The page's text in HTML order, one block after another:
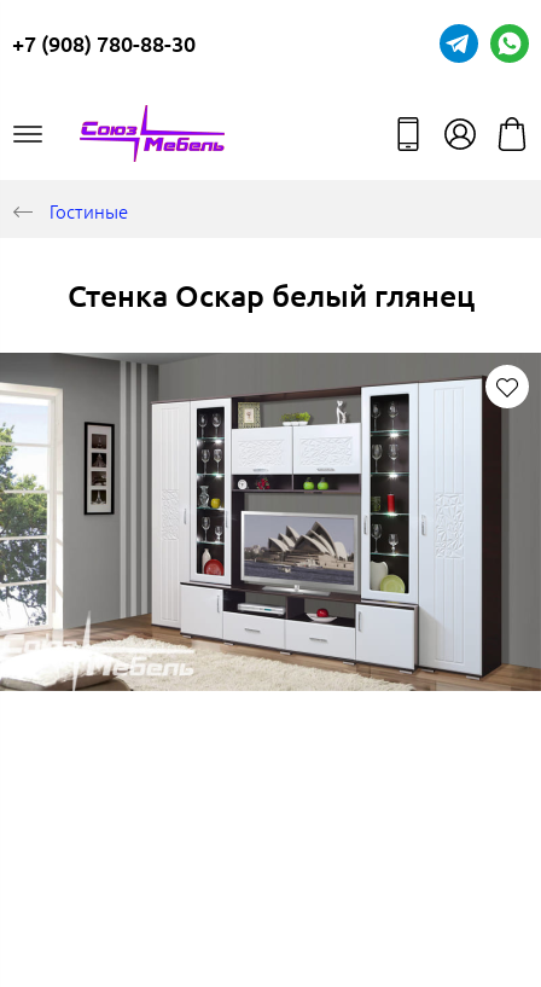
+7 (908) 780-88-30
Гостиные
Стенка Оскар белый глянец